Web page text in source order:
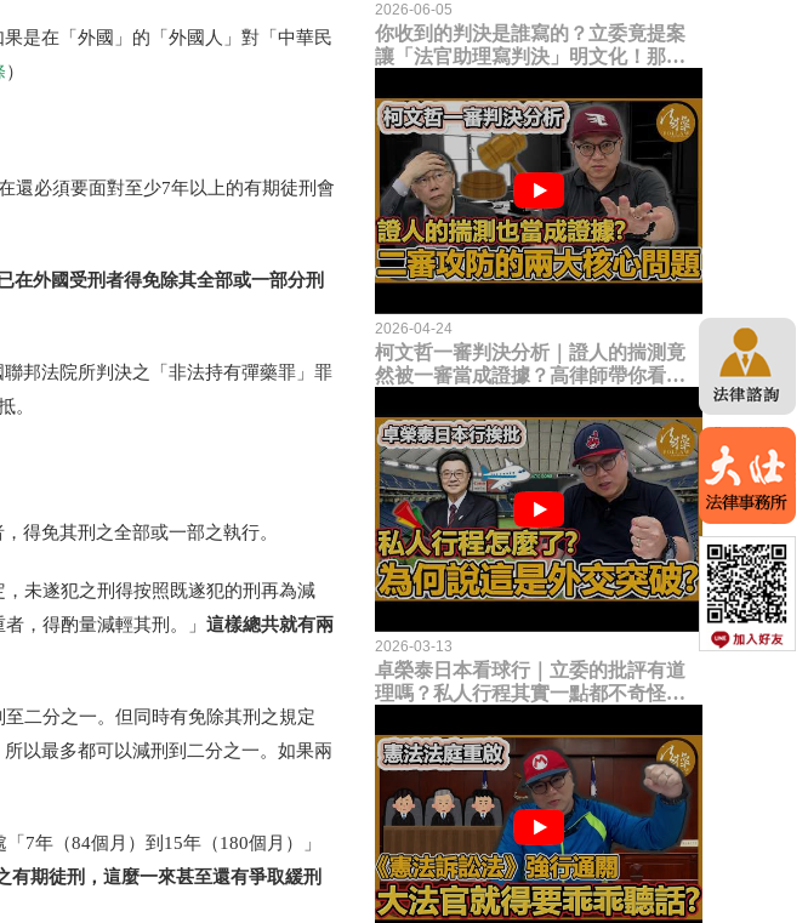
是在「外國」的「外國人」對「中華民
）
還必須要面對至少7年以上的有期徒刑會
在外國受刑者得免除其全部或一部分刑
邦法院所判決之「非法持有彈藥罪」罪
。
得免其刑之全部或一部之執行。
，未遂犯之刑得按照既遂犯的刑再為減
，得酌量減輕其刑。」 這樣總共就有兩
二分之一。但同時有免除其刑之規定
所以最多都可以減刑到二分之一。如果兩
7年（84個月）到15年（180個月）」
有期徒刑，這麼一來甚至還有爭取緩刑
2026-06-05
你收到的判決是誰寫的？立委竟提案
讓「法官助理寫判決」明文化！那以
2026-04-24
柯文哲一審判決分析｜證人的揣測竟
然被一審當成證據？高律師帶你看未
2026-03-13
卓榮泰日本看球行｜立委的批評有道
理嗎？私人行程其實一點都不奇怪？